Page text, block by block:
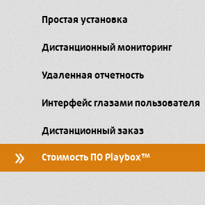
Простая установка
Дистанционный мониторинг
Удаленная отчетность
Интерфейс глазами пользователя
Дистанционный заказ
Стоимость ПО Playbox™